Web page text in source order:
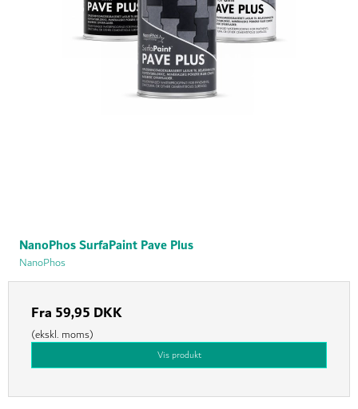
NanoPhos SurfaPaint Pave Plus
NanoPhos
Fra 59,95 DKK
(ekskl. moms)
Vis produkt